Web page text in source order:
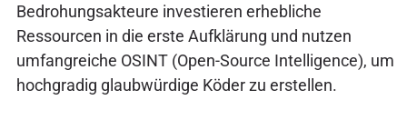
Bedrohungsakteure investieren erhebliche
Ressourcen in die erste Aufklärung und nutzen
umfangreiche OSINT (Open-Source Intelligence), um
hochgradig glaubwürdige Köder zu erstellen.